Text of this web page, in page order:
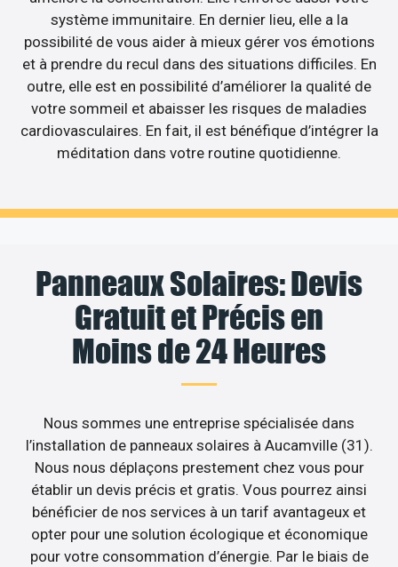
système immunitaire. En dernier lieu, elle a la
possibilité de vous aider à mieux gérer vos émotions
et à prendre du recul dans des situations difficiles. En
outre, elle est en possibilité d’améliorer la qualité de
votre sommeil et abaisser les risques de maladies
cardiovasculaires. En fait, il est bénéfique d’intégrer la
méditation dans votre routine quotidienne.
Panneaux Solaires: Devis
Gratuit et Précis en
Moins de 24 Heures
Nous sommes une entreprise spécialisée dans
l’installation de panneaux solaires à Aucamville (31).
Nous nous déplaçons prestement chez vous pour
établir un devis précis et gratis. Vous pourrez ainsi
bénéficier de nos services à un tarif avantageux et
opter pour une solution écologique et économique
pour votre consommation d’énergie. Par le biais de